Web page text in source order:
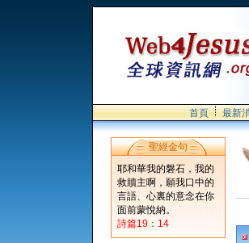
首頁 最新
聖經金句
耶和華我的磐石，我的
救贖主啊，願我口中的
言語、心裏的意念在你
面前蒙悅納。
詩篇19：14